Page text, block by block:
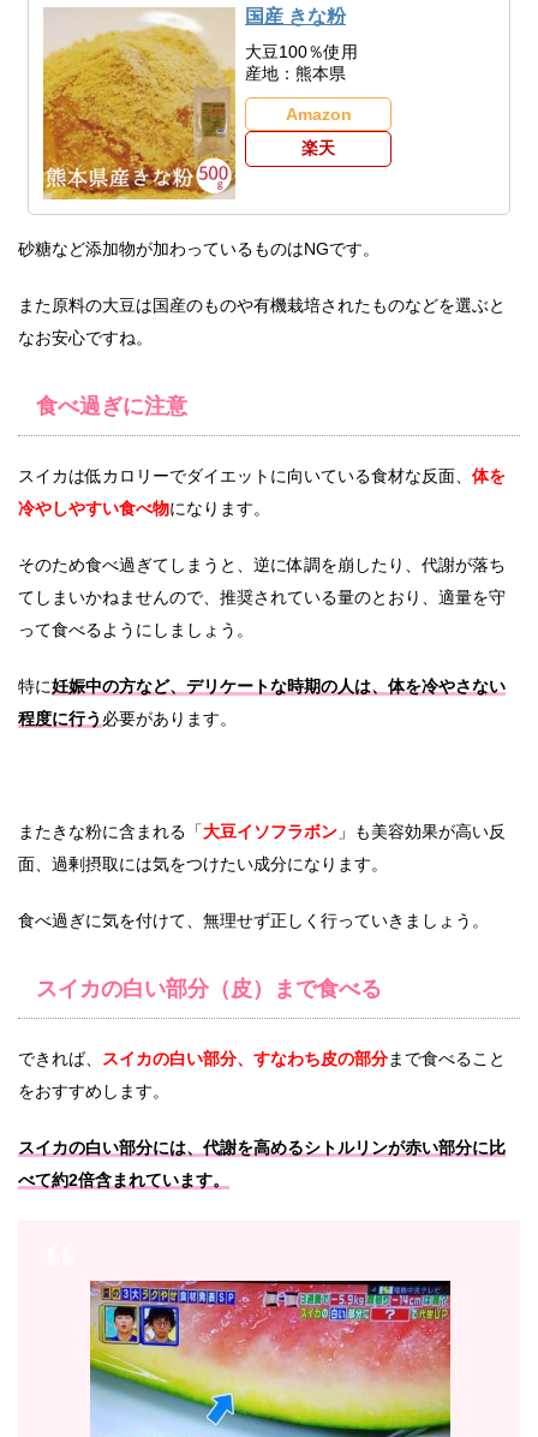
国産 きな粉
大豆100％使用
産地：熊本県
Amazon
楽天
砂糖など添加物が加わっているものはNGです。
また原料の大豆は国産のものや有機栽培されたものなどを選ぶと
なお安心ですね。
食べ過ぎに注意
スイカは低カロリーでダイエットに向いている食材な反面、 体を
冷やしやすい食べ物になります。
そのため食べ過ぎてしまうと、逆に体調を崩したり、代謝が落ち
てしまいかねませんので、推奨されている量のとおり、適量を守
って食べるようにしましょう。
特に妊娠中の方など、デリケートな時期の人は、体を冷やさない
程度に行う 必要があります。
またきな粉に含まれる「大豆イソフラボン 」も美容効果が高い反
面、過剰摂取には気をつけたい成分になります。
食べ過ぎに気を付けて、無理せず正しく行っていきましょう。
スイカの白い部分（皮）まで食べる
できれば、 スイカの白い部分、すなわち皮の部分まで食べること
をおすすめします。
スイカの白い部分には、代謝を高めるシトルリンが赤い部分に比
べて約2倍含まれています。